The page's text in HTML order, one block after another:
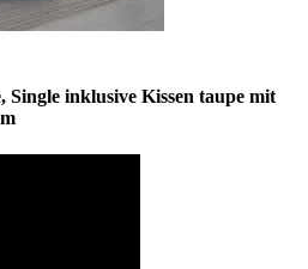
Single inklusive Kissen taupe mit